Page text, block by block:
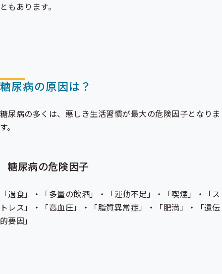
ともあります。
糖尿病の原因は？
糖尿病の多くは、悪しき生活習慣が最大の危険因子となりま
す。
糖尿病の危険因子
「過食」・「多量の飲酒」・「運動不足」・「喫煙」・「ス
トレス」・「高血圧」・「脂質異常症」・「肥満」・「遺伝
的要因」